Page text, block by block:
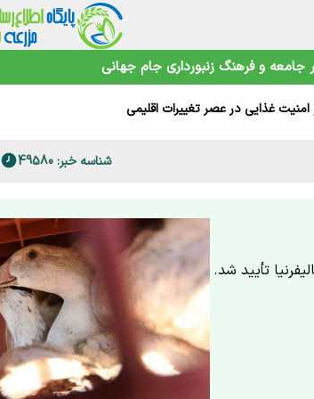
جامعه و فرهنگ زنبورداری جام جهانی
فارس
غذایی در عصر تغییرات اقلیمی
شناسه خبر: 49580